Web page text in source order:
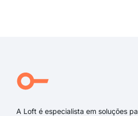
A Loft é especialista em soluções